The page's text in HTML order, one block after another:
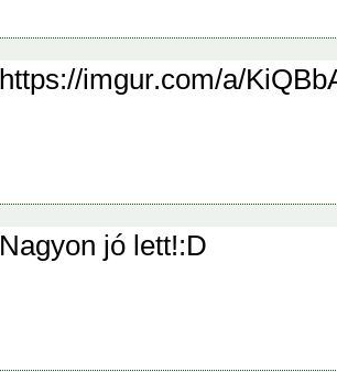
https://imgur.com/a/
Nagyon jó lett!:D